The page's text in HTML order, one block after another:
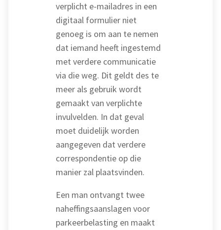
verplicht e-mailadres in een
digitaal formulier niet
genoeg is om aan te nemen
dat iemand heeft ingestemd
met verdere communicatie
via die weg. Dit geldt des te
meer als gebruik wordt
gemaakt van verplichte
invulvelden. In dat geval
moet duidelijk worden
aangegeven dat verdere
correspondentie op die
manier zal plaatsvinden.
Een man ontvangt twee
naheffingsaanslagen voor
parkeerbelasting en maakt